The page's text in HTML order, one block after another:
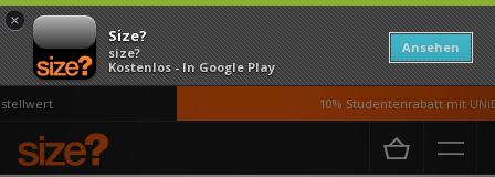
×
Size?
size?
Kostenlos - In Google Play
Ansehen
10% Studentenrabatt mit
Home Herren